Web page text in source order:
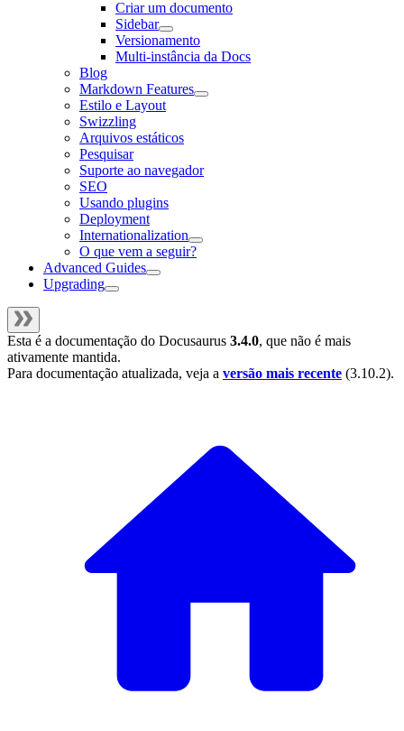
Criar um documento
Sidebar
Versionamento
Multi-instância da Docs
Blog
Markdown Features
Estilo e Layout
Swizzling
Arquivos estáticos
Pesquisar
Suporte ao navegador
SEO
Usando plugins
Deployment
Internationalization
O que vem a seguir?
Advanced Guides
Upgrading
Esta é a documentação do Docusaurus 3.4.0, que não é mais
ativamente mantida.
Para documentação atualizada, veja a versão mais recente (3.10.2).